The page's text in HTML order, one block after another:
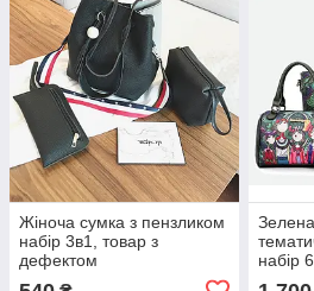
Жіноча сумка з пензликом
набір 3в1, товар з
дефектом
набір